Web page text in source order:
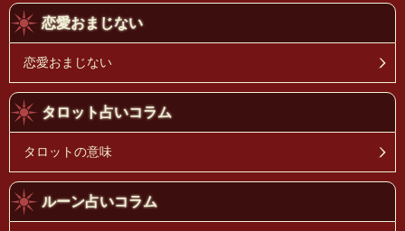
恋愛おまじない
恋愛おまじない
タロット占いコラム
タロットの意味
ルーン占いコラム